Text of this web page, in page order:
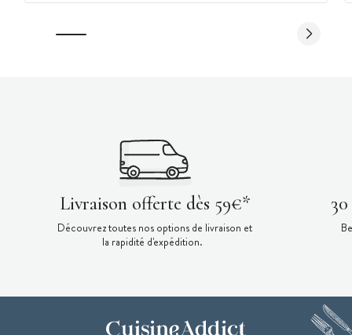
Livraison offerte dès 59€*
Découvrez toutes nos options de livraison et
la rapidité d'expédition.